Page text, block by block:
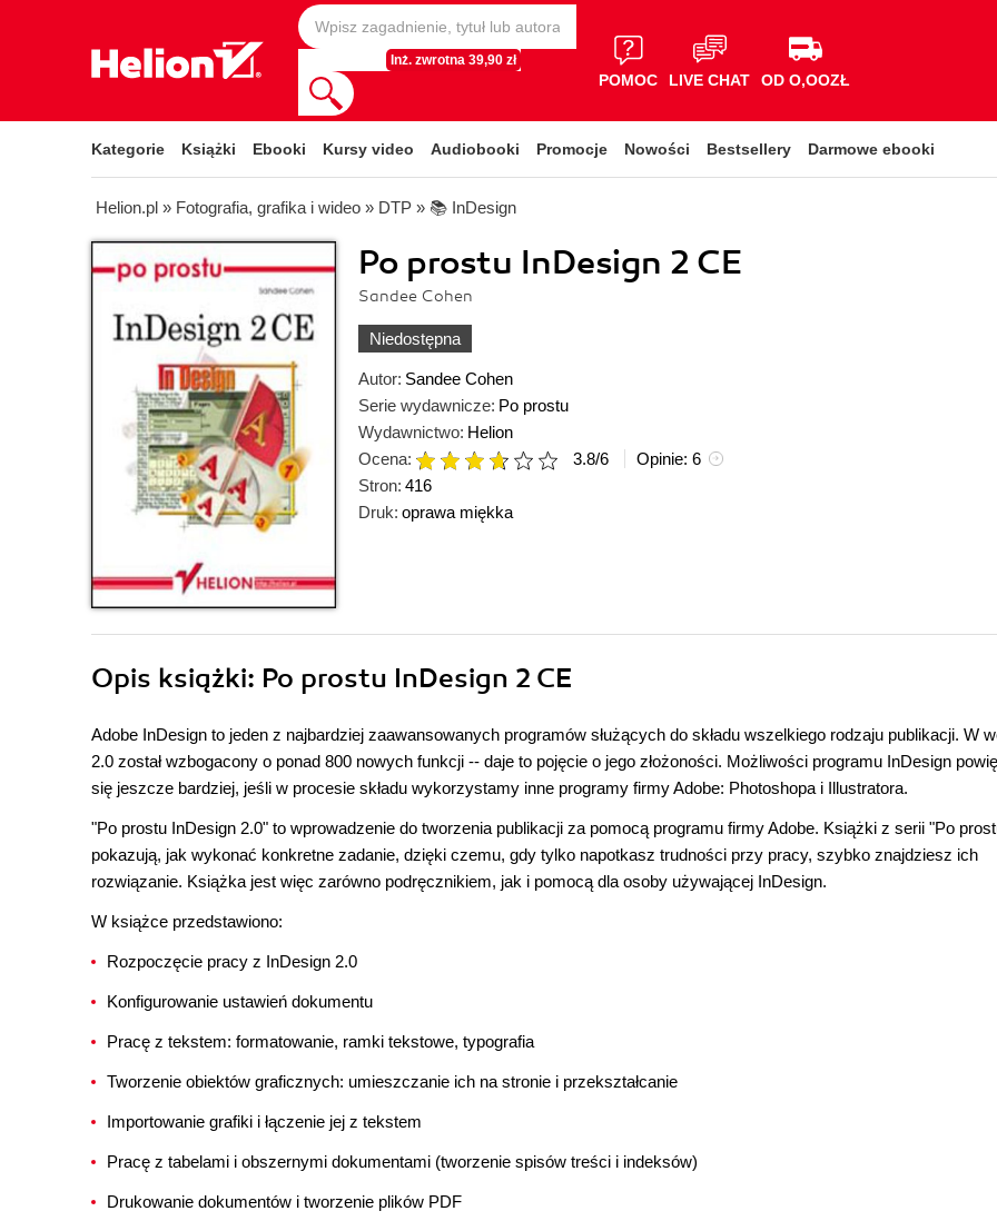
Inż. zwrotna 39,90 zł
POMOC LIVE CHAT OD O,OOZŁ
Kategorie Książki Ebooki Kursy video Audiobooki Promocje Nowości Bestsellery Darmowe ebooki
Helion.pl » Fotografia, grafika i wideo » DTP » 📚 InDesign
Po prostu InDesign 2 CE
Sandee Cohen
Niedostępna
Autor: Sandee Cohen
Serie wydawnicze: Po prostu
Wydawnictwo: Helion
Ocena:
3.8/6 Opinie: 6
Stron: 416
Druk: oprawa miękka
Opis książki: Po prostu InDesign 2 CE
Adobe InDesign to jeden z najbardziej zaawansowanych programów służących do składu wszelkiego rodzaju publikacji. W
2.0 został wzbogacony o ponad 800 nowych funkcji -- daje to pojęcie o jego złożoności. Możliwości programu InDesign
się jeszcze bardziej, jeśli w procesie składu wykorzystamy inne programy firmy Adobe: Photoshopa i Illustratora.
"Po prostu InDesign 2.0" to wprowadzenie do tworzenia publikacji za pomocą programu firmy Adobe. Książki z serii "Po
pokazują, jak wykonać konkretne zadanie, dzięki czemu, gdy tylko napotkasz trudności przy pracy, szybko znajdziesz ich
rozwiązanie. Książka jest więc zarówno podręcznikiem, jak i pomocą dla osoby używającej InDesign.
W książce przedstawiono:
Rozpoczęcie pracy z InDesign 2.0
Konfigurowanie ustawień dokumentu
Pracę z tekstem: formatowanie, ramki tekstowe, typografia
Tworzenie obiektów graficznych: umieszczanie ich na stronie i przekształcanie
Importowanie grafiki i łączenie jej z tekstem
Pracę z tabelami i obszernymi dokumentami (tworzenie spisów treści i indeksów)
Drukowanie dokumentów i tworzenie plików PDF